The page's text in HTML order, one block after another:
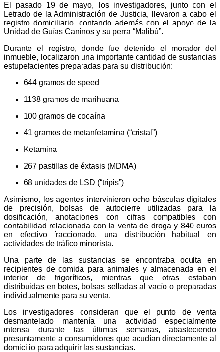
El pasado 19 de mayo, los investigadores, junto con el
Letrado de la Administración de Justicia, llevaron a cabo el
registro domiciliario, contando además con el apoyo de la
Unidad de Guías Caninos y su perra “Malibú”.
Durante el registro, donde fue detenido el morador del
inmueble, localizaron una importante cantidad de sustancias
estupefacientes preparadas para su distribución:
644 gramos de speed
1138 gramos de marihuana
100 gramos de cocaína
41 gramos de metanfetamina (“cristal”)
Ketamina
267 pastillas de éxtasis (MDMA)
68 unidades de LSD (“tripis”)
Asimismo, los agentes intervinieron ocho básculas digitales
de precisión, bolsas de autocierre utilizadas para la
dosificación, anotaciones con cifras compatibles con
contabilidad relacionada con la venta de droga y 840 euros
en efectivo fraccionado, una distribución habitual en
actividades de tráfico minorista.
Una parte de las sustancias se encontraba oculta en
recipientes de comida para animales y almacenada en el
interior de frigoríficos, mientras que otras estaban
distribuidas en botes, bolsas selladas al vacío o preparadas
individualmente para su venta.
Los investigadores consideran que el punto de venta
desmantelado mantenía una actividad especialmente
intensa durante las últimas semanas, abasteciendo
presuntamente a consumidores que acudían directamente al
domicilio para adquirir las sustancias.